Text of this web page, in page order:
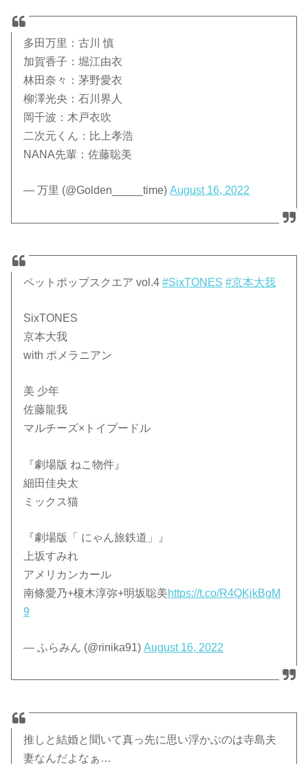
多田万里：古川 慎
加賀香子：堀江由衣
林田奈々：茅野愛衣
柳澤光央：石川界人
岡千波：木戸衣吹
二次元くん：比上孝浩
NANA先輩：佐藤聡美
— 万里 (@Golden_____time)August 16, 2022
ペットポップスクエア vol.4#SixTONES #京本大我
SixTONES
京本大我
with ポメラニアン
美 少年
佐藤龍我
マルチーズ×トイプードル
『劇場版 ねこ物件』
細田佳央太
ミックス猫
『劇場版「 にゃん旅鉄道」』
上坂すみれ
アメリカンカール
南條愛乃+榎木淳弥+明坂聡美https://t.co/R4QKjkBgM
9
— ふらみん (@rinika91)August 16, 2022
推しと結婚と聞いて真っ先に思い浮かぶのは寺島夫
妻なんだよなぁ…